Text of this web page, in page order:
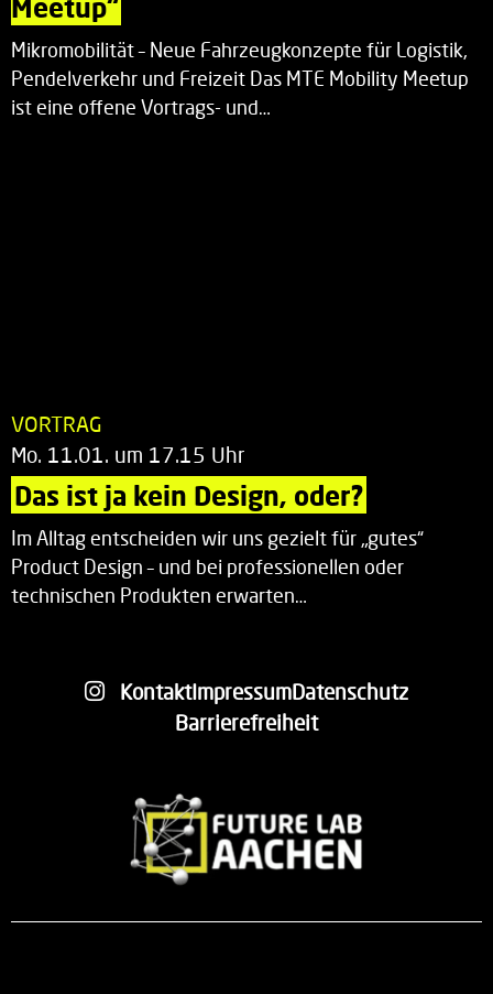
Meetup“
Mikromobilität – Neue Fahrzeugkonzepte für Logistik,
Pendelverkehr und Freizeit Das MTE Mobility Meetup
ist eine offene Vortrags- und…
VORTRAG
Mo. 11.01. um 17.15 Uhr
Das ist ja kein Design, oder?
Im Alltag entscheiden wir uns gezielt für „gutes“
Product Design – und bei professionellen oder
technischen Produkten erwarten…
KontaktImpressumDatenschutz
Barrierefreiheit